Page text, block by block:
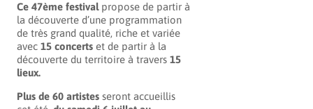
Ce 47ème festivalpropose de partir à
la découverte d’une programmation
de très grand qualité, riche et variée
avec 15 concerts et de partir à la
découverte du territoire à travers 15
lieux.
Plus de 60 artistes seront accueillis